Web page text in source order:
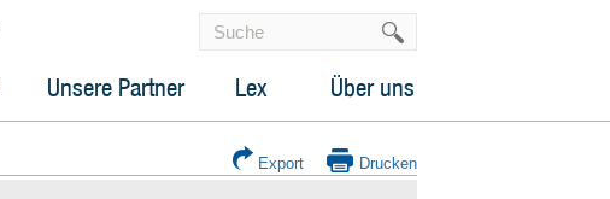
Unsere Partner Lex Über uns
Export Drucken